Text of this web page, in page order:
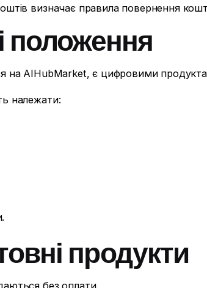
визначає правила повернення
положення
на AIHubMarket, є цифровими
належати:
продукти